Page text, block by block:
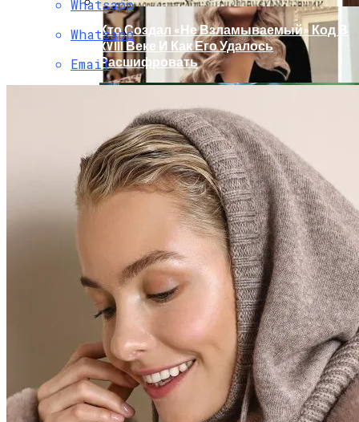
Раскрась Свой Год: Какой Цвет
Принесет Тебе Успех В 2026 Году По
Знаку Зодиака
Кто Создал «не Взламываемый» Код В
XVIII Веке И Как Его Удалось
Расшифровать
Тайна Происхождения Жизни Скоро
Будет Разгадана
Whatsapp
Whatsapp
Email